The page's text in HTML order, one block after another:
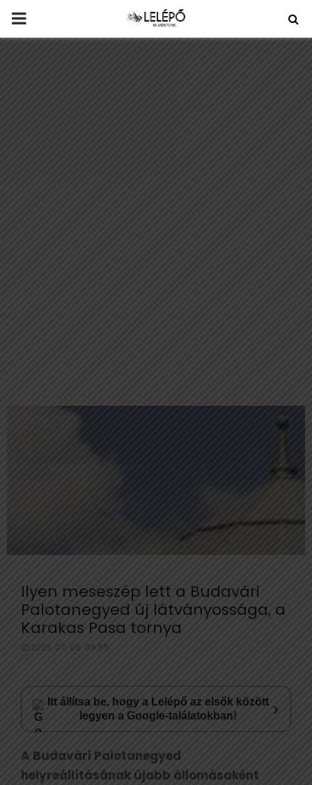
PRIMARY
Ilyen meseszép lett a Budavári
Palotanegyed új látványossága, a
Karakas Pasa tornya
2023. 07. 08. 09:55
Itt állítsa be, hogy a Lelépő az elsők között
legyen a Google-találatokban!
›
A Budavári Palotanegyed
helyreállításának újabb állomásaként